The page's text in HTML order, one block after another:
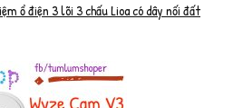
ổ điện 3 lõi 3 chấu Lioa có dây nối đất